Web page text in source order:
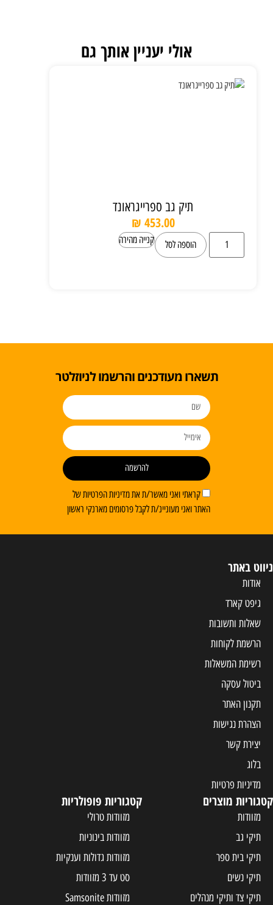
אולי יעניין אותך גם
תיק גב ספרייגראונד
₪ 453.00
הוספה לסל קנייה מהירה
תשארו מעודכנים והרשמו לניוזלטר
קראתי ואני מאשר/ת את מדיניות הפרטיות של
האתר ואני מעוניינ/ת לקבל פרסומים מארנקי ראשון
להרשמה
ניווט באתר
אודות
גיפט קארד
שאלות ותשובות
הרשמת לקוחות
רשימת המשאלות
ביטול עסקה
תקנון האתר
הצהרת נגישות
יצירת קשר
בלוג
מדיניות פרטיות
קטגוריות מוצרים
מזוודות
תיקי גב
תיקי בית ספר
תיקי נשים
תיקי צד ותיקי מנהלים
קטגוריות פופולריות
מזוודות טרולי
מזוודות בינוניות
מזוודות גדולות וענקיות
סט עד 3 מזוודות
מזוודות Samsonite